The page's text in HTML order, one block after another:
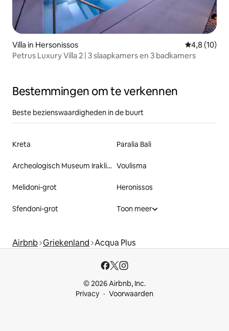
Villa in Hersonissos
4,8 (10)
Petrus Luxury Villa 2 | 3 slaapkamers en 3 badkamers
Bestemmingen om te verkennen
Beste bezienswaardigheden in de buurt
Kreta Paralia Bali
Archeologisch Museum Iraklion Voulisma
Melidoni-grot Heronissos
Sfendoni-grot Toon meer
Airbnb Griekenland Acqua Plus
© 2026 Airbnb, Inc.
Privacy
Voorwaarden